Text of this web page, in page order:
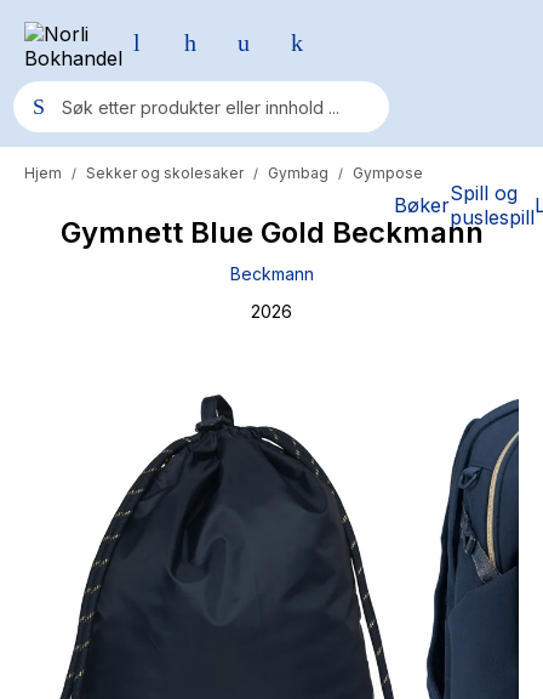
BøkerSpill og
puslespill
Populære søk
Pokemon
Fury Bound - Sable Sorensen
Hypopressiv trening
The Housemaid
Hjem / Sekker og skolesaker / Gymbag / Gympose
Gymnett Blue Gold Beckmann
Beckmann
2026